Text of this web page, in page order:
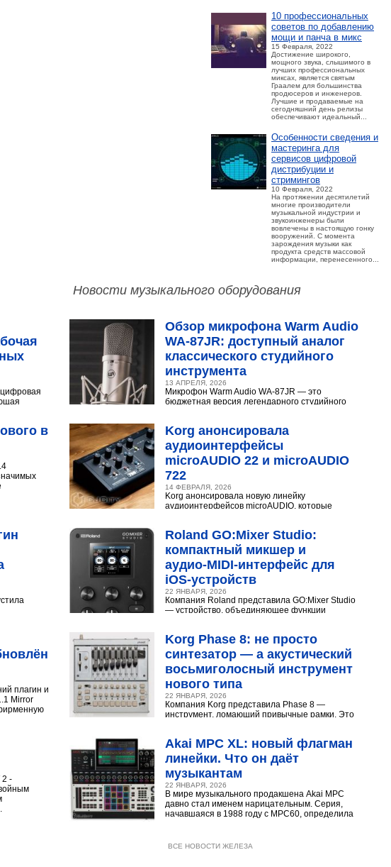
10 профессиональных
советов по добавлению
мощи и панча в микс
15 Февраля, 2022
Достижение широкого,
мощного звука, слышимого в
лучших профессиональных
миксах, является святым
Граалем для большинства
продюсеров и инженеров.
Лучшие и продаваемые на
сегодняшний день релизы
обеспечивают идеальный...
Особенности сведения и
мастеринга для
сервисов цифровой
дистрибуции и
стримингов
10 Февраля, 2022
На протяжении десятилетий
многие производители
музыкальной индустрии и
звукоинженеры были
вовлечены в настоящую гонку
вооружений. С момента
зарождения музыки как
продукта средств массовой
информации, перенесенного...
в
плагин и
Mirror
2 -
Новости музыкального оборудования
Обзор микрофона Warm Audio
WA‑87JR: доступный аналог
классического студийного
инструмента
13 АПРЕЛЯ, 2026
Микрофон Warm Audio WA‑87JR — это
бюджетная версия легендарного студийного
Korg анонсировала
аудиоинтерфейсы
microAUDIO 22 и microAUDIO
722
14 ФЕВРАЛЯ, 2026
Korg анонсировала новую линейку
аудиоинтерфейсов microAUDIO, которые
Roland GO:Mixer Studio:
компактный микшер и
аудио‑MIDI‑интерфейс для
iOS‑устройств
22 ЯНВАРЯ, 2026
Компания Roland представила GO:Mixer Studio
— устройство, объединяющее функции
Korg Phase 8: не просто
синтезатор — а акустический
восьмиголосный инструмент
нового типа
22 ЯНВАРЯ, 2026
Компания Korg представила Phase 8 —
инструмент, ломающий привычные рамки. Это
Akai MPC XL: новый флагман
линейки. Что он даёт
музыкантам
22 ЯНВАРЯ, 2026
В мире музыкального продакшена Akai MPC
давно стал именем нарицательным. Серия,
начавшаяся в 1988 году с MPC60, определила
ВСЕ НОВОСТИ ЖЕЛЕЗА